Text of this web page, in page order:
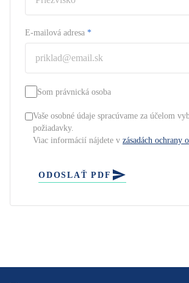
E-mailová adresa *
Som právnická osoba
Vaše osobné údaje spracúvame za účelom
požiadavky.
Viac informácií nájdete v zásadách ochrany
ODOSLAŤ PDF